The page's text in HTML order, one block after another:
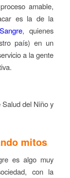
amable,
es la de la
, quienes
país) en un
a la gente
del Niño y
mitos
es algo muy
con la